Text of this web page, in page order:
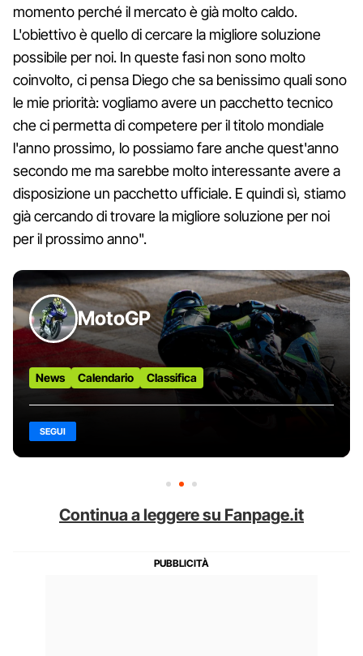
momento perché il mercato è già molto caldo.
L'obiettivo è quello di cercare la migliore soluzione
possibile per noi. In queste fasi non sono molto
coinvolto, ci pensa Diego che sa benissimo quali sono
le mie priorità: vogliamo avere un pacchetto tecnico
che ci permetta di competere per il titolo mondiale
l'anno prossimo, lo possiamo fare anche quest'anno
secondo me ma sarebbe molto interessante avere a
disposizione un pacchetto ufficiale. E quindi sì, stiamo
già cercando di trovare la migliore soluzione per noi
per il prossimo anno".
MotoGP
News Calendario Classifica
SEGUI
Continua a leggere su Fanpage.it